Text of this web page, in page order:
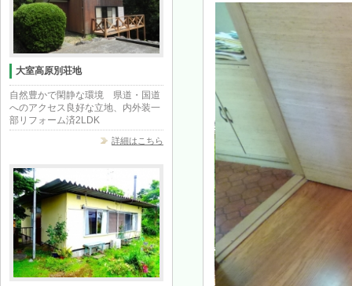
大室高原別荘地
自然豊かで閑静な環境 県道・国道
へのアクセス良好な立地、内外装一
部リフォーム済2LDK
詳細はこちら